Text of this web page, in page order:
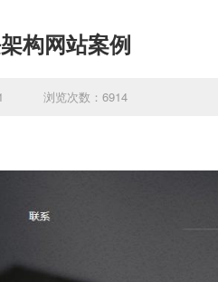
构网站案例
浏览次数：6914